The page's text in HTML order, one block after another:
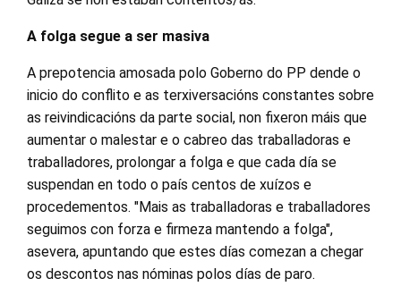
A folga segue a ser masiva
A prepotencia amosada polo Goberno do PP dende o
inicio do conflito e as terxiversacións constantes sobre
as reivindicacións da parte social, non fixeron máis que
aumentar o malestar e o cabreo das traballadoras e
traballadores, prolongar a folga e que cada día se
suspendan en todo o país centos de xuízos e
procedementos. "Mais as traballadoras e traballadores
seguimos con forza e firmeza mantendo a folga",
asevera, apuntando que estes días comezan a chegar
os descontos nas nóminas polos días de paro.